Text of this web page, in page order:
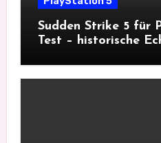
Sudden Strike 5 für
Test – historische